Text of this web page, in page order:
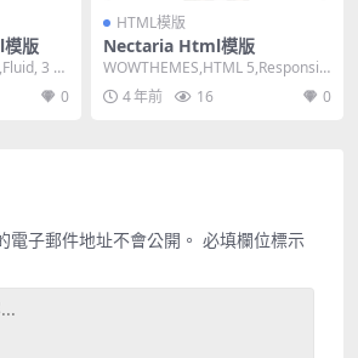
版
3 C
0
HTML模版
Nectaria Html模版
WOWTHEMES,HTML 5,Responsiv
e, Mixed Colum...
4 年前 16 0
電子郵件地址不會公開。 必填欄位標示